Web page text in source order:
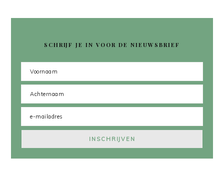
SCHRIJF JE IN VOOR DE NIEUWSBRIEF